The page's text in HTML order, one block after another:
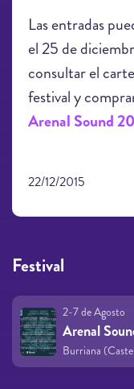
Las entradas
el 25 de
consultar el
festival y
Arenal Sound
22/12/2015
Festival
2-7 de Agosto
Arenal
Burriana